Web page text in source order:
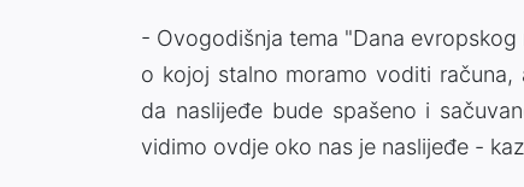
- Ovogodišnja tema "Dana
o kojoj stalno moramo voditi računa,
da naslijeđe bude spašeno i
vidimo ovdje oko nas je naslijeđe -